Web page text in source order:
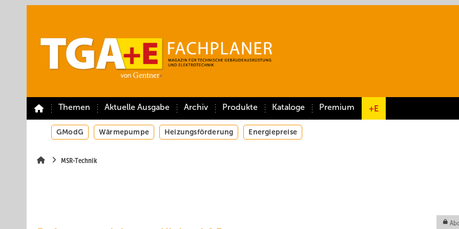
Themen Aktuelle Ausgabe Archiv Produkte Kataloge Premium +E
GModG Wärmepumpe Heizungsförderung Energiepreise
MSR-Technik